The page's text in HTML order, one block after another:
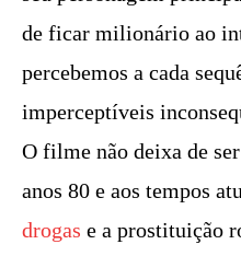
de ficar milionário ao
percebemos a cada
imperceptíveis
O filme não deixa de
anos 80 e aos tempos
drogas e a prostituição